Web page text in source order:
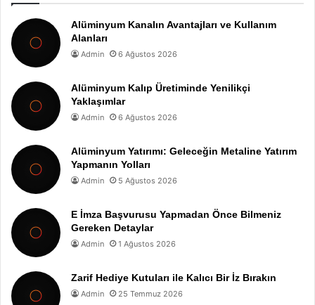
Alüminyum Kanalın Avantajları ve Kullanım
Alanları
Admin 6 Ağustos 2026
Alüminyum Kalıp Üretiminde Yenilikçi
Yaklaşımlar
Admin 6 Ağustos 2026
Alüminyum Yatırımı: Geleceğin Metaline Yatırım
Yapmanın Yolları
Admin 5 Ağustos 2026
E İmza Başvurusu Yapmadan Önce Bilmeniz
Gereken Detaylar
Admin 1 Ağustos 2026
Zarif Hediye Kutuları ile Kalıcı Bir İz Bırakın
Admin 25 Temmuz 2026